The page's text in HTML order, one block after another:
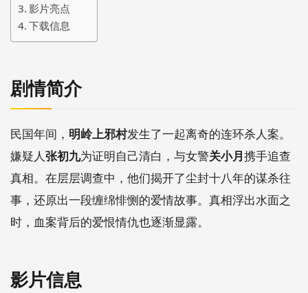
影片亮点
下载信息
剧情简介
民国年间， 明岭上邪村发生了一起离奇的连环杀人案。
嫌疑人张初九为证明自己清白，与女警关小月携手追查
真相。在层层调查中，他们揭开了尘封十八年的谋杀往
事，还原出一段缠绵悱恻的爱情故事。真相浮出水面之
时，血案背后的爱恨情仇也逐渐显露。
影片信息